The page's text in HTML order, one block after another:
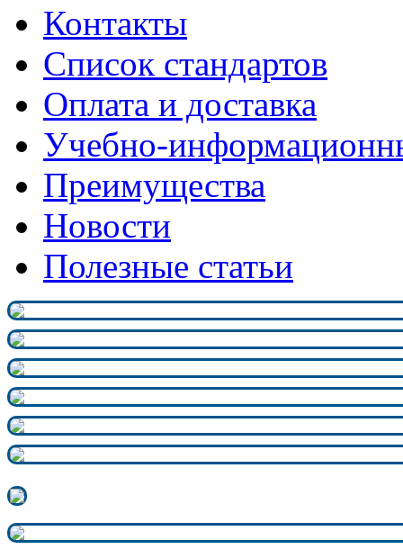
Контакты
Список стандартов
Оплата и доставка
Учебно-
Преимущества
Новости
Полезные статьи